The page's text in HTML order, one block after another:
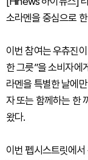
소라멘을 중심으로
이번 참여는 우츄진
한 그릇”을 소비자에
라멘을 특별한 날에
자 또는 함께하는 한
왔다.
이번 펩시스트릿에